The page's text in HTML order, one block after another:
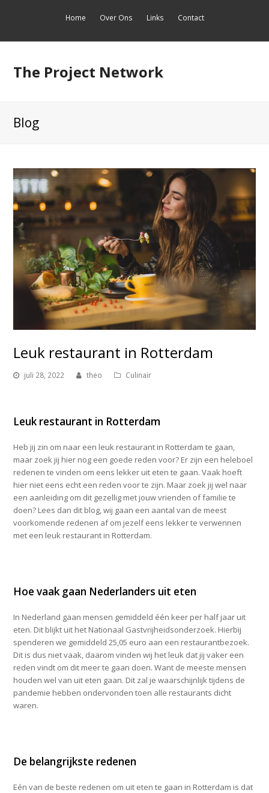
Home Over Ons Links Contact
The Project Network
Blog
Leuk restaurant in Rotterdam
juli 28, 2022 theo Culinair
Leuk restaurant in Rotterdam
Heb jij zin om naar een leuk restaurant in Rotterdam te gaan,
maar zoek jij hier nog een goede reden voor? Er zijn een heleboel
redenen te vinden om eens lekker uit eten te gaan. Vaak hoeft
hier niet eens echt een reden voor te zijn. Maar zoek jij wel naar
een aanleiding om dit gezellig met jouw vrienden of familie te
doen? Lees dan dit blog, wij gaan een aantal van de meest
voorkomende redenen af om jezelf eens lekker te verwennen
met een leuk restaurant in Rotterdam.
Hoe vaak gaan Nederlanders uit eten
In Nederland gaan mensen gemiddeld één keer per half jaar uit
eten. Dit blijkt uit het Nationaal Gastvrijheidsonderzoek. Hierbij
spenderen we gemiddeld 25,05 euro aan een restaurantbezoek.
Dit is dus niet vaak, daarom vinden wij het leuk dat jij vaker een
reden vindt om dit meer te gaan doen. Want de meeste mensen
houden wel van uit eten gaan. Dit zal je waarschijnlijk tijdens de
pandemie hebben ondervonden toen alle restaurants dicht
waren.
De belangrijkste redenen
Eén van de beste redenen om uit eten te gaan in Rotterdam is dat